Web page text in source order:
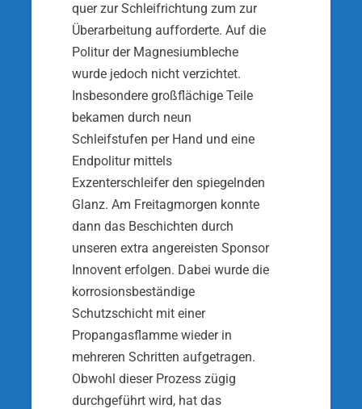
quer zur Schleifrichtung zum zur
Überarbeitung aufforderte. Auf die
Politur der Magnesiumbleche
wurde jedoch nicht verzichtet.
Insbesondere großflächige Teile
bekamen durch neun
Schleifstufen per Hand und eine
Endpolitur mittels
Exzenterschleifer den spiegelnden
Glanz. Am Freitagmorgen konnte
dann das Beschichten durch
unseren extra angereisten Sponsor
Innovent erfolgen. Dabei wurde die
korrosionsbeständige
Schutzschicht mit einer
Propangasflamme wieder in
mehreren Schritten aufgetragen.
Obwohl dieser Prozess zügig
durchgeführt wird, hat das